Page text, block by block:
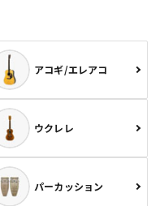
アコギ/エレアコ
ウクレレ
パーカッション